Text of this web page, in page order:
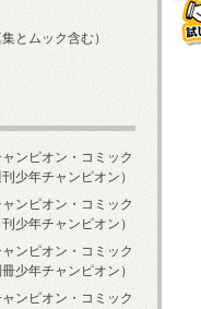
集とムック含む）
ンピオン・コミック
少年チャンピオン）
ンピオン・コミック
少年チャンピオン）
ンピオン・コミック
少年チャンピオン）
ンピオン・コミック